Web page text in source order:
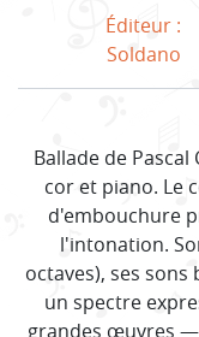
Éditeur :
Soldano
Ballade de
cor et piano. Le
d'embouchure
l'intonation.
octaves), ses
un spectre
grandes œuvres —